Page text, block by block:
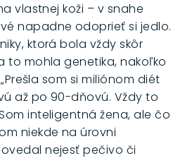
vlastnej koži – v snahe
napadne odoprieť si jedlo.
ktorá bola vždy skôr
to mohla genetika, nakoľko
som si miliónom diét
až po 90-dňovú. Vždy to
inteligentná žena, ale čo
niekde na úrovni
nejesť pečivo či